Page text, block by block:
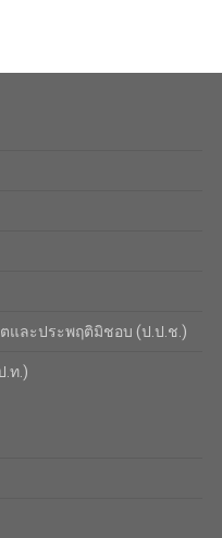
ตและประพฤติมิชอบ (ป.ป.ช.)
.ท.)